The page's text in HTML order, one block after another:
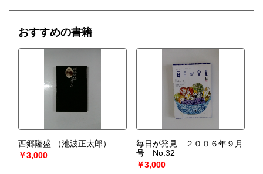
おすすめの書籍
西郷隆盛
（池波正太郎）
￥3,000
毎日が発見 ２００６年９月
号 No.32
￥3,000